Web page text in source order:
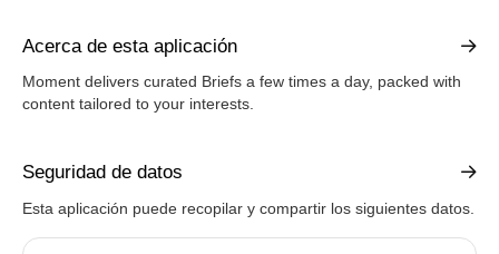
Acerca de esta aplicación
Moment delivers curated Briefs a few times a day, packed with
content tailored to your interests.
Seguridad de datos
Esta aplicación puede recopilar y compartir los siguientes datos.